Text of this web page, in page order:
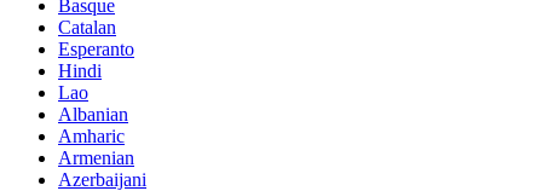
Basque
Catalan
Esperanto
Hindi
Lao
Albanian
Amharic
Armenian
Azerbaijani